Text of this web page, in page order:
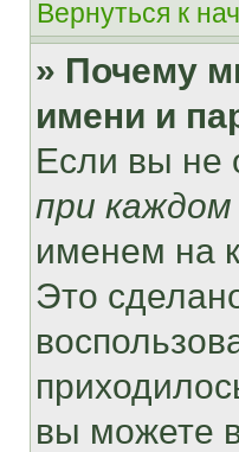
Вернуться к
» Почему
имени и
Если вы не
при
именем на
Это
вы можете